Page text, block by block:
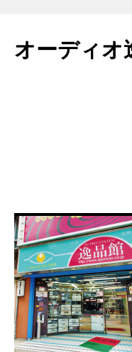
テ
ン
オーディオ